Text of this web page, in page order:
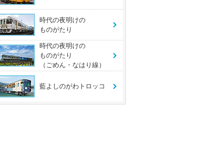
時代の夜明けの
ものがたり
時代の夜明けの
ものがたり
（ごめん・なはり線）
藍よしのがわトロッコ